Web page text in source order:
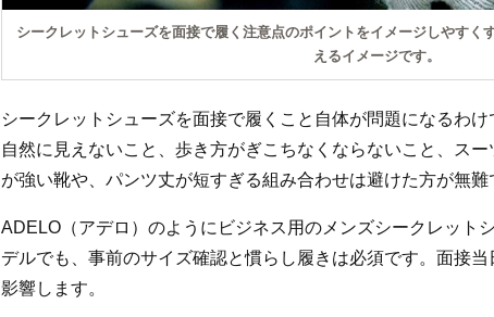
シークレットシューズを面接で履く注意点のポイントをイメージしやすく
えるイメージです。
シークレットシューズを面接で履くこと自体が問題になるわ
自然に見えないこと、歩き方がぎこちなくならないこと、ス
が強い靴や、パンツ丈が短すぎる組み合わせは避けた方が無難
ADELO（アデロ）のようにビジネス用のメンズシークレット
デルでも、事前のサイズ確認と慣らし履きは必須です。面接
影響します。